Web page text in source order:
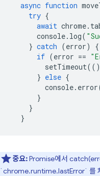
async function
try {
await chrome.
console. log(
} catch (error)
{
if (error ==
setTimeout(()
} else {
console. error
}
}
}
중요:Promise에서
`chrome.runtime.lastError` 를